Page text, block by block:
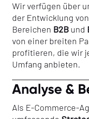
Wir verfügen über
der Entwicklung
Bereichen B2B und
von einer breiten
profitieren, die wir
Umfang anbieten.
Analyse &
Als E-Commerce-